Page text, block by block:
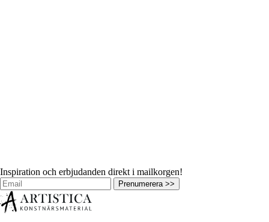
Inspiration och erbjudanden direkt i mailkorgen!
Prenumerera >>